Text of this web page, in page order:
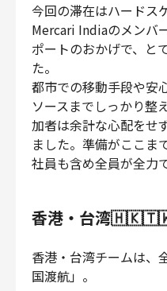
今回の滞在はハードス
Mercari Indiaのメンバ
ポートのおかげで、と
た。
都市での移動手段や安
ソースまでしっかり整
加者は余計な心配をせ
ました。準備がここま
社員も含め全員が全力
香港・台湾
香港・台湾チームは、
国渡航」。